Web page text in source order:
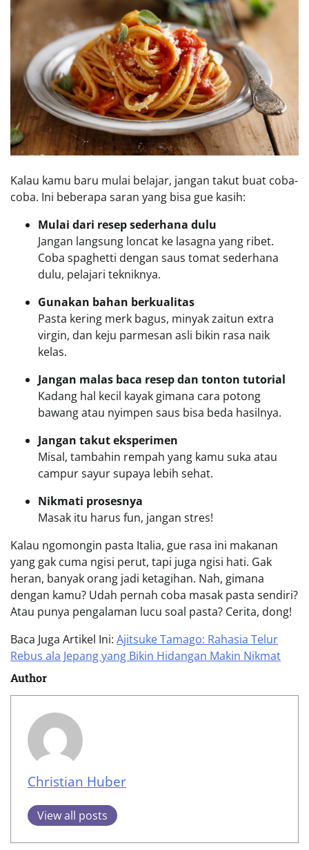
Kalau kamu baru mulai belajar, jangan takut buat coba-
coba. Ini beberapa saran yang bisa gue kasih:
Mulai dari resep sederhana dulu
Jangan langsung loncat ke lasagna yang ribet.
Coba spaghetti dengan saus tomat sederhana
dulu, pelajari tekniknya.
Gunakan bahan berkualitas
Pasta kering merk bagus, minyak zaitun extra
virgin, dan keju parmesan asli bikin rasa naik
kelas.
Jangan malas baca resep dan tonton tutorial
Kadang hal kecil kayak gimana cara potong
bawang atau nyimpen saus bisa beda hasilnya.
Jangan takut eksperimen
Misal, tambahin rempah yang kamu suka atau
campur sayur supaya lebih sehat.
Nikmati prosesnya
Masak itu harus fun, jangan stres!
Kalau ngomongin pasta Italia, gue rasa ini makanan
yang gak cuma ngisi perut, tapi juga ngisi hati. Gak
heran, banyak orang jadi ketagihan. Nah, gimana
dengan kamu? Udah pernah coba masak pasta sendiri?
Atau punya pengalaman lucu soal pasta? Cerita, dong!
Baca Juga Artikel Ini: Ajitsuke Tamago: Rahasia Telur
Rebus ala Jepang yang Bikin Hidangan Makin Nikmat
Author
Christian Huber
View all posts